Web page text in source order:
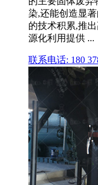
染,还能创造显
的技术积累,推
源化利用提供 ...
联系电话: 180